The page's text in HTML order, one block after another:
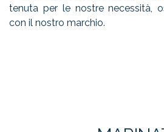
tenuta per le nostre necessità,
con il nostro marchio.